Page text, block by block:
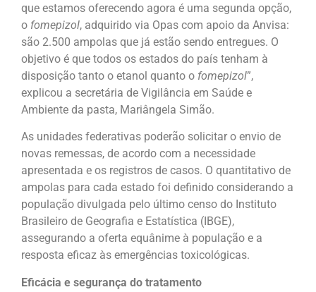
que estamos oferecendo agora é uma segunda opção,
o fomepizol, adquirido via Opas com apoio da Anvisa:
são 2.500 ampolas que já estão sendo entregues. O
objetivo é que todos os estados do país tenham à
disposição tanto o etanol quanto o fomepizol”,
explicou a secretária de Vigilância em Saúde e
Ambiente da pasta, Mariângela Simão.
As unidades federativas poderão solicitar o envio de
novas remessas, de acordo com a necessidade
apresentada e os registros de casos. O quantitativo de
ampolas para cada estado foi definido considerando a
população divulgada pelo último censo do Instituto
Brasileiro de Geografia e Estatística (IBGE),
assegurando a oferta equânime à população e a
resposta eficaz às emergências toxicológicas.
Eficácia e segurança do tratamento